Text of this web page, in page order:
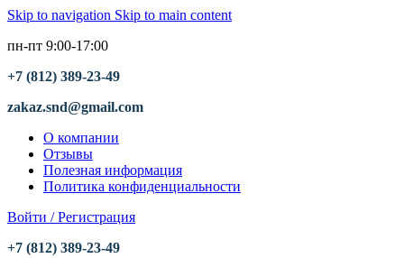
Skip to navigation Skip to main content
пн-пт 9:00-17:00
+7 (812) 389-23-49
zakaz.snd@gmail.com
О компании
Отзывы
Полезная информация
Политика конфиденциальности
Войти / Регистрация
+7 (812) 389-23-49